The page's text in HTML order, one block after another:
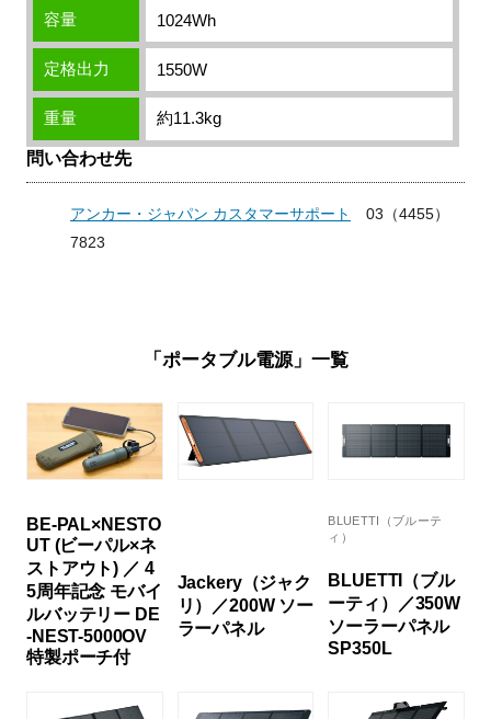
容量 1024Wh
定格出力 1550W
重量 約11.3kg
問い合わせ先
アンカー・ジャパン カスタマーサポート
03（4455）
7823
「ポータブル電源」一覧
BE-PAL×NESTO
UT (ビーパル×ネ
ストアウト) ／ 4
5周年記念 モバイ
ルバッテリー DE
-NEST-5000OV
特製ポーチ付
Jackery（ジャク
リ）／200W ソー
ラーパネル
BLUETTI（ブルーテ
ィ）
BLUETTI（ブル
ーティ）／350W
ソーラーパネル
SP350L